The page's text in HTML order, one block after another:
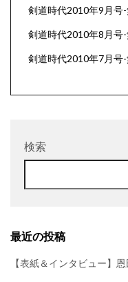
剣道時代2010年9月号
剣道時代2010年8月号
剣道時代2010年7月号
検索
最近の投稿
【表紙＆インタビュー】